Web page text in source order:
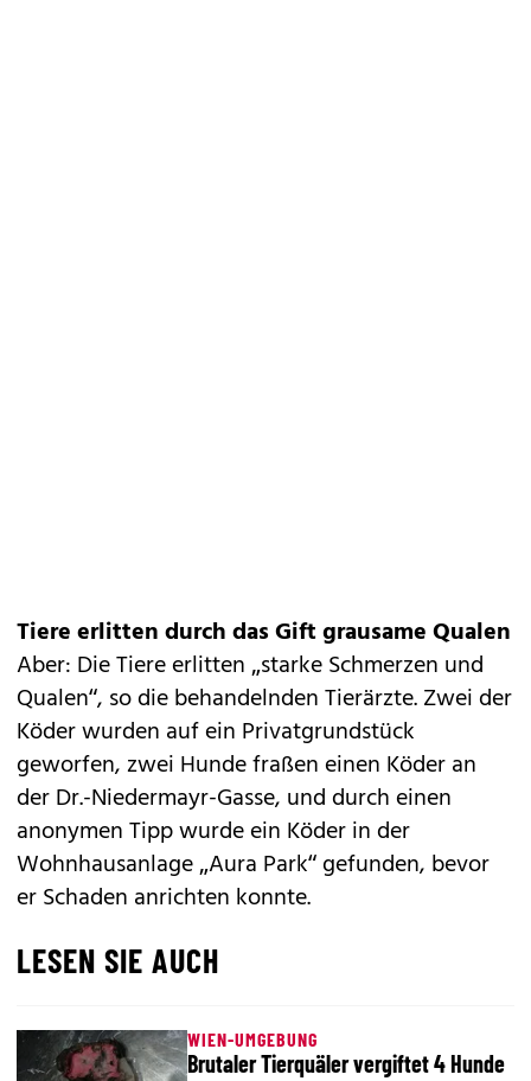
Tiere erlitten durch das Gift grausame Qualen
Aber: Die Tiere erlitten „starke Schmerzen und
Qualen“, so die behandelnden Tierärzte. Zwei der
Köder wurden auf ein Privatgrundstück
geworfen, zwei Hunde fraßen einen Köder an
der Dr.-Niedermayr-Gasse, und durch einen
anonymen Tipp wurde ein Köder in der
Wohnhausanlage „Aura Park“ gefunden, bevor
er Schaden anrichten konnte.
LESEN SIE AUCH
WIEN-UMGEBUNG
Brutaler Tierquäler vergiftet 4 Hunde